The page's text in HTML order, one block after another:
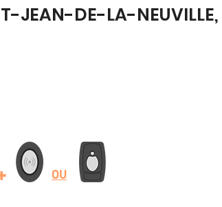
JEAN-DE-LA-NEUVILLE,
OU